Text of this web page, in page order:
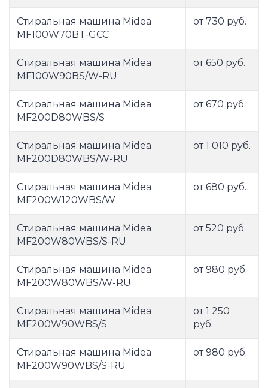
Стиральная машина Midea
MF100W70BT-GCC
от 730 руб.
Стиральная машина Midea
MF100W90BS/W-RU
от 650 руб.
Стиральная машина Midea
MF200D80WBS/S
от 670 руб.
Стиральная машина Midea
MF200D80WBS/W-RU
от 1 010 руб.
Стиральная машина Midea
MF200W120WBS/W
от 680 руб.
Стиральная машина Midea
MF200W80WBS/S-RU
от 520 руб.
Стиральная машина Midea
MF200W80WBS/W-RU
от 980 руб.
Стиральная машина Midea
MF200W90WBS/S
от 1 250
руб.
Стиральная машина Midea
MF200W90WBS/S-RU
от 980 руб.